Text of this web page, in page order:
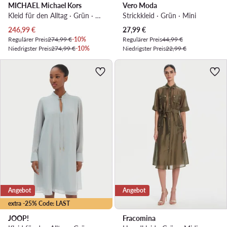
MICHAEL Michael Kors
Kleid für den Alltag · Grün · Midi
Aktueller Preis
246,99€
Regulärer Preis274,99 €-10%
Niedrigster Preis274,99 €-10%
Vero Moda
Strickkleid · Grün · Mini
Aktueller Preis
27,99€
Regulärer Preis44,99 €
Niedrigster Preis22,99 €
extra -25% Code: LAST
Angebot
JOOP!
Angebot
Fracomina